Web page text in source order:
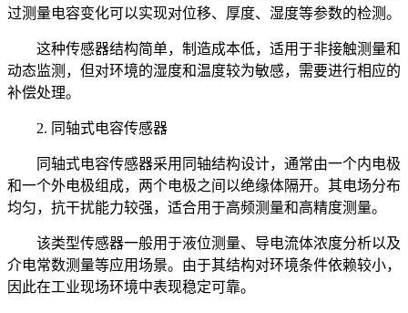
过测量电容变化可以实现对位移、厚度、湿度等参数的检测。
这种传感器结构简单，制造成本低，适用于非接触测量和
动态监测，但对环境的湿度和温度较为敏感，需要进行相应的
补偿处理。
2. 同轴式电容传感器
同轴式电容传感器采用同轴结构设计，通常由一个内电极
和一个外电极组成，两个电极之间以绝缘体隔开。其电场分布
均匀，抗干扰能力较强，适合用于高频测量和高精度测量。
该类型传感器一般用于液位测量、导电流体浓度分析以及
介电常数测量等应用场景。由于其结构对环境条件依赖较小，
因此在工业现场环境中表现稳定可靠。